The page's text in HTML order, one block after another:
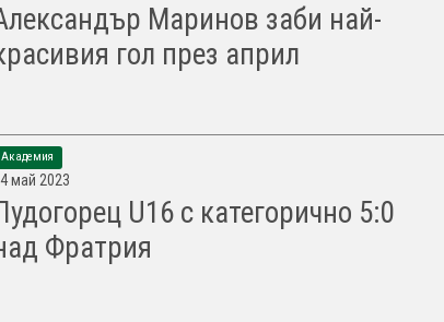
Маринов заби най-
гол през април
Академия
май 2023
U16 с категорично 5:0
Фратрия